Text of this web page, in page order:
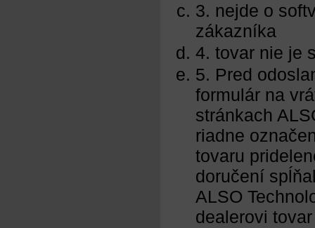
3. nejde o
zákazníka
4. tovar nie je
5. Pred
formulár na
stránkach
riadne
tovaru
doručení
ALSO
dealerovi